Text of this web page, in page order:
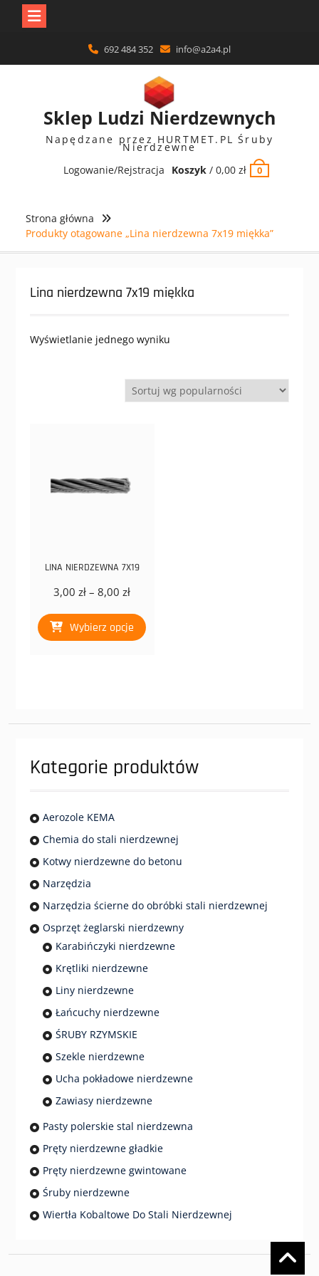
content
692 484 352 info@a2a4.pl
Sklep Ludzi Nierdzewnych
Napędzane przez HURTMET.PL Śruby
Nierdzewne
Logowanie/Rejstracja
Koszyk/ 0,00 zł 0
Strona główna
Produkty otagowane „Lina nierdzewna 7x19 miękka”
Lina nierdzewna 7x19 miękka
Wyświetlanie jednego wyniku
LINA NIERDZEWNA 7X19
3,00zł – 8,00złZakres
od
3,00 zł
Wybierz opcje
produkt
produktu
Kategorie produktów
Aerozole KEMA
Chemia do stali nierdzewnej
Kotwy nierdzewne do betonu
Narzędzia
Narzędzia ścierne do obróbki stali nierdzewnej
Osprzęt żeglarski nierdzewny
Karabińczyki nierdzewne
Krętliki nierdzewne
Liny nierdzewne
Łańcuchy nierdzewne
ŚRUBY RZYMSKIE
Szekle nierdzewne
Ucha pokładowe nierdzewne
Zawiasy nierdzewne
Pasty polerskie stal nierdzewna
Pręty nierdzewne gładkie
Pręty nierdzewne gwintowane
Śruby nierdzewne
Wiertła Kobaltowe Do Stali Nierdzewnej